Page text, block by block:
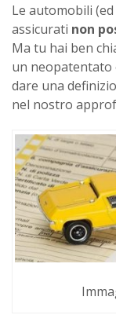
Le automobili
assicurati non
Ma tu hai ben
un neopatentato
dare una
nel nostro